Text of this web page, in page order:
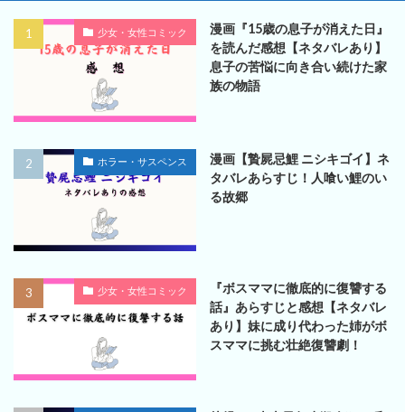
少女・女性コミック
漫画『15歳の息子が消えた日』
を読んだ感想【ネタバレあり】
息子の苦悩に向き合い続けた家
族の物語
ホラー・サスペンス
漫画【贄屍忌鯉 ニシキゴイ】ネ
タバレあらすじ！人喰い鯉のい
る故郷
少女・女性コミック
『ボスママに徹底的に復讐する
話』あらすじと感想【ネタバレ
あり】妹に成り代わった姉がボ
スママに挑む壮絶復讐劇！